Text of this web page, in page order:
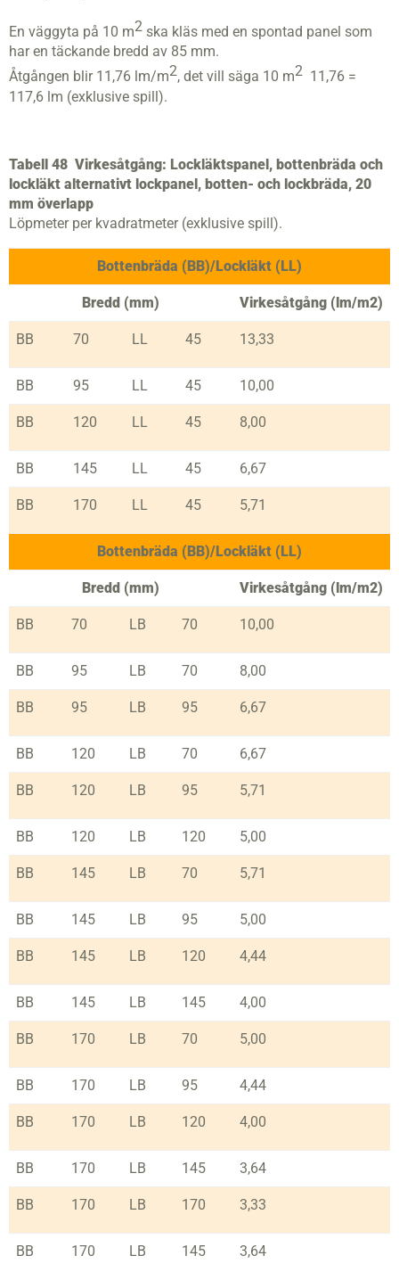
En väggyta på 10 m2 ska kläs med en spontad panel som
har en täckande bredd av 85 mm.
Åtgången blir 11,76 lm/m2, det vill säga 10 m2 11,76 =
117,6 lm (exklusive spill).
Tabell 48 Virkesåtgång: Lockläktspanel, bottenbräda och
lockläkt alternativt lockpanel, botten- och lockbräda, 20
mm överlapp
Löpmeter per kvadratmeter (exklusive spill).
Bottenbräda (BB)/Lockläkt (LL)
Bredd (mm) Virkesåtgång (lm/m2)
BB 70 LL 45 13,33
BB 95 LL 45 10,00
BB 120 LL 45 8,00
BB 145 LL 45 6,67
BB 170 LL 45 5,71
Bottenbräda (BB)/Lockläkt (LL)
Bredd (mm) Virkesåtgång (lm/m2)
BB 70 LB 70 10,00
BB 95 LB 70 8,00
BB 95 LB 95 6,67
BB 120 LB 70 6,67
BB 120 LB 95 5,71
BB 120 LB 120 5,00
BB 145 LB 70 5,71
BB 145 LB 95 5,00
BB 145 LB 120 4,44
BB 145 LB 145 4,00
BB 170 LB 70 5,00
BB 170 LB 95 4,44
BB 170 LB 120 4,00
BB 170 LB 145 3,64
BB 170 LB 170 3,33
BB 170 LB 145 3,64